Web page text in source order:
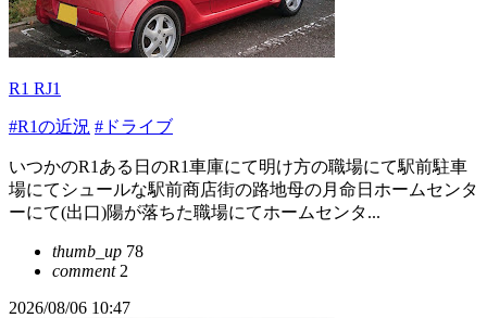
R1 RJ1
#R1の近況 #ドライブ
いつかのR1ある日のR1車庫にて明け方の職場にて駅前駐車
場にてシュールな駅前商店街の路地母の月命日ホームセンタ
ーにて(出口)陽が落ちた職場にてホームセンタ...
thumb_up 78
comment2
2026/08/06 10:47